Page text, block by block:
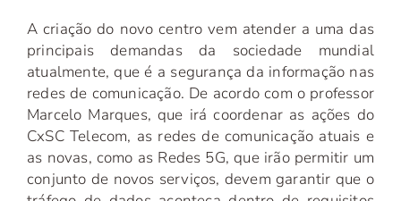
A criação do novo centro vem atender a uma das
principais demandas da sociedade mundial
atualmente, que é a segurança da informação nas
redes de comunicação. De acordo com o professor
Marcelo Marques, que irá coordenar as ações do
CxSC Telecom, as redes de comunicação atuais e
as novas, como as Redes 5G, que irão permitir um
conjunto de novos serviços, devem garantir que o